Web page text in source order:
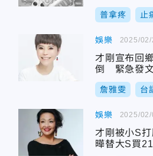
普拿疼 止
娛樂
才剛宣布回
倒 緊急發
詹雅雯 台
2025/
娛樂
才剛被小S
曄替大S買21
2025/